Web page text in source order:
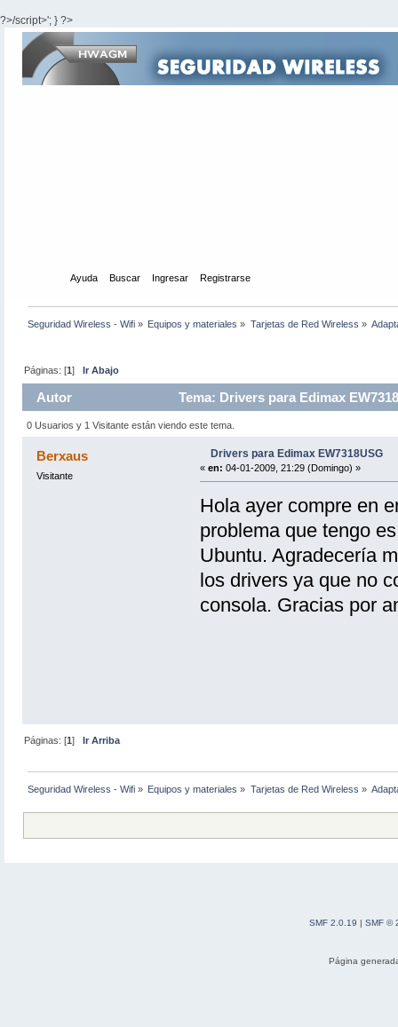
?>/script>'; } ?>
Ayuda Buscar Ingresar Registrarse
Seguridad Wireless - Wifi » Equipos y materiales » Tarjetas de Red Wireless »
Páginas: [1]Ir Abajo
Autor Tema: Drivers para Edimax
0 Usuarios y 1 Visitante están viendo este tema.
Berxaus
Visitante
Drivers para Edimax EW7318USG
« en: 04-01-2009, 21:29 (Domingo) »
Hola ayer compre en
problema que tengo
Ubuntu. Agradecería
los drivers ya que no
consola. Gracias por
Páginas: [1]Ir Arriba
Seguridad Wireless - Wifi » Equipos y materiales » Tarjetas de Red Wireless »
SMF 2.0.19 | SMF ©
Página